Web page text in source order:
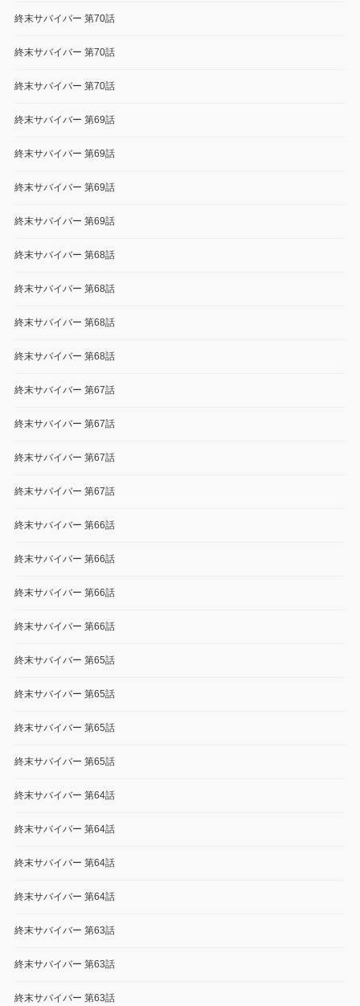
終末サバイバー 第70話
終末サバイバー 第70話
終末サバイバー 第70話
終末サバイバー 第69話
終末サバイバー 第69話
終末サバイバー 第69話
終末サバイバー 第69話
終末サバイバー 第68話
終末サバイバー 第68話
終末サバイバー 第68話
終末サバイバー 第68話
終末サバイバー 第67話
終末サバイバー 第67話
終末サバイバー 第67話
終末サバイバー 第67話
終末サバイバー 第66話
終末サバイバー 第66話
終末サバイバー 第66話
終末サバイバー 第66話
終末サバイバー 第65話
終末サバイバー 第65話
終末サバイバー 第65話
終末サバイバー 第65話
終末サバイバー 第64話
終末サバイバー 第64話
終末サバイバー 第64話
終末サバイバー 第64話
終末サバイバー 第63話
終末サバイバー 第63話
終末サバイバー 第63話